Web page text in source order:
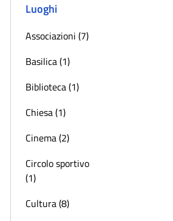
Luoghi
Associazioni (7)
Basilica (1)
Biblioteca (1)
Chiesa (1)
Cinema (2)
Circolo sportivo
(1)
Cultura (8)